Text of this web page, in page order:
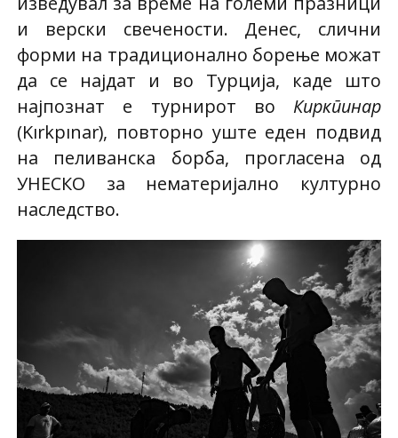
и верски свечености. Денес, слични
форми на традиционално борење можат
да се најдат и во Турција, каде што
најпознат е турнирот во Киркпинар
(Kırkpınar), повторно уште еден подвид
на пеливанска борба, прогласена од
УНЕСКО за нематеријално културно
наследство.